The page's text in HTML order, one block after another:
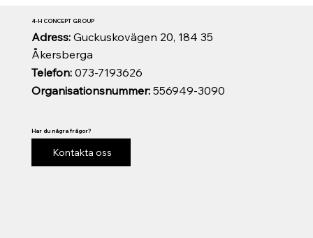
Organisationsnummer:556949-3090
Telefon:073-7193626
Adress: Guckuskovägen 20, 184 35
Åkersberga
4-H CONCEPT GROUP
Har du några frågor?
Kontakta oss